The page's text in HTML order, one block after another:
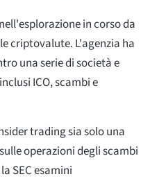
in corso da
criptovalute. L'agenzia ha
una serie di società e
ICO, scambi e
trading sia solo una
operazioni degli scambi
SEC esamini